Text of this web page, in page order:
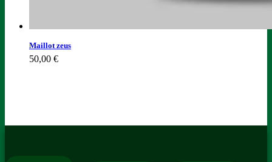
Maillot zeus
50,00 €